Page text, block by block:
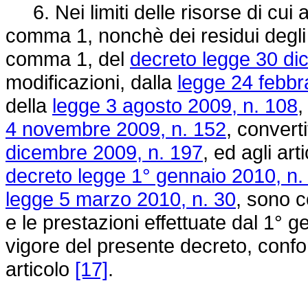
6. Nei limiti delle risorse di cui
comma 1, nonchè dei residui
comma 1, del decreto legge 30
modificazioni, dalla legge 24
della legge 3 agosto 2009, n. 108
4 novembre 2009, n. 152,
dicembre 2009, n. 197, ed agli
decreto legge 1° gennaio 2010, n.
legge 5 marzo 2010, n. 30, sono
e le prestazioni effettuate dal 1°
vigore del presente decreto,
articolo [17].